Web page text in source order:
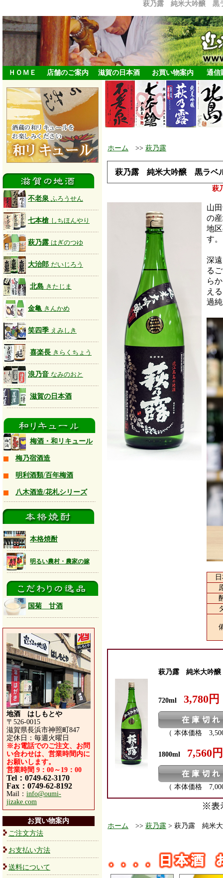
萩乃露 純米大吟醸 黒
ＨＯＭＥ 店舗のご案内 滋賀の日本酒 お買い物案内 通信
不老泉 ふろうせん
七本槍 しちほんやり
萩乃露 はぎのつゆ
大治郎 だいじろう
北島 きたじま
金亀 きんかめ
笑四季 えみしき
喜楽長 きらくちょう
浪乃音 なみのおと
滋賀の日本酒
梅酒・和リキュール
梅乃宿酒造
明利酒類/百年梅酒
八木酒造/花札シリーズ
本格焼酎
明るい農村・農家の嫁
国菊 甘酒
地酒 はしもとや
〒526-0015
滋賀県長浜市神照町847
定休日：毎週火曜日
※お電話でのご注文、お問
い合わせは、営業時間内に
お願いします。
営業時間 9：00～19：00
Tel：0749-62-3170
Fax：0749-62-8192
Mail： info@oumi-
jizake.com
お買い物案内
ご注文方法
お支払い方法
送料について
ホーム >> 萩乃露
萩乃露 純米大吟醸 黒ラベ
萩
山
の
地
す。
深
る
ら
え
過
萩乃露 純米大吟
720ml 3,780円
（ 本体価格
1800ml 7,560円
（ 本体価格
ホーム >> 萩乃露 > 萩乃露 純米